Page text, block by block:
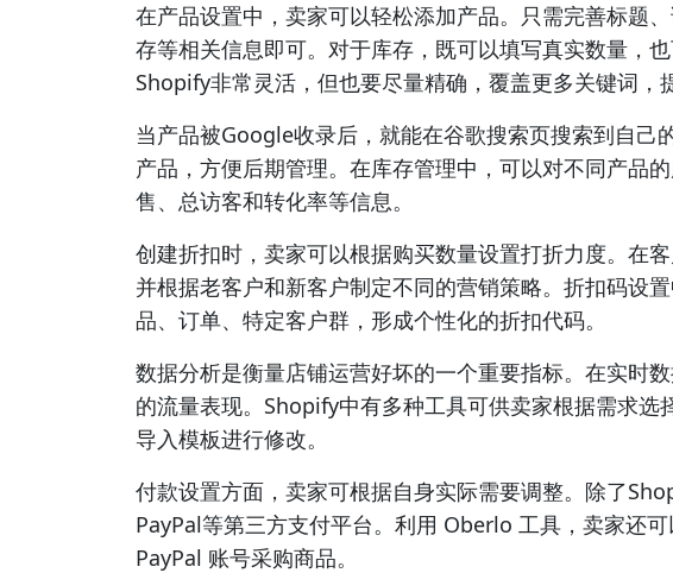
在产品设置中，卖家可以轻松添加产品。只需完善标题
存等相关信息即可。对于库存，既可以填写真实数量，
Shopify非常灵活，但也要尽量精确，覆盖更多关键词，
当产品被Google收录后，就能在谷歌搜索页搜索到自己
产品，方便后期管理。在库存管理中，可以对不同产品
售、总访客和转化率等信息。
创建折扣时，卖家可以根据购买数量设置打折力度。在
并根据老客户和新客户制定不同的营销策略。折扣码设
品、订单、特定客户群，形成个性化的折扣代码。
数据分析是衡量店铺运营好坏的一个重要指标。在实时
的流量表现。Shopify中有多种工具可供卖家根据需求选
导入模板进行修改。
付款设置方面，卖家可根据自身实际需要调整。除了
PayPal等第三方支付平台。利用 Oberlo 工具，卖家还
PayPal 账号采购商品。